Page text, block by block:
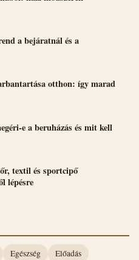
a bejáratnál és a
otthon: így marad
e a beruházás és mit kell
textil és sportcipő
lépésre
Egészség Előadás